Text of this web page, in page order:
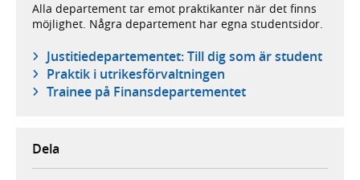
Alla departement tar emot praktikanter när det finns
möjlighet. Några departement har egna studentsidor.
Justitie­departementet: Till dig som är student
Praktik i utrikesförvaltningen
Trainee på Finans­departementet
Dela